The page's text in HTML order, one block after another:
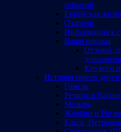
событий
Еврейская
Озаричи
Информация к
Ваши письма
Отзывы,
Кто кого
История евреев
Гомель
Речица и
Мозырь
Жлобин и
Ельск,